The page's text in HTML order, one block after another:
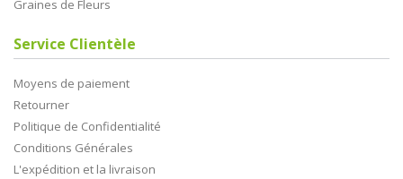
Graines de Fleurs
Service Clientèle
Moyens de paiement
Retourner
Politique de Confidentialité
Conditions Générales
L'expédition et la livraison